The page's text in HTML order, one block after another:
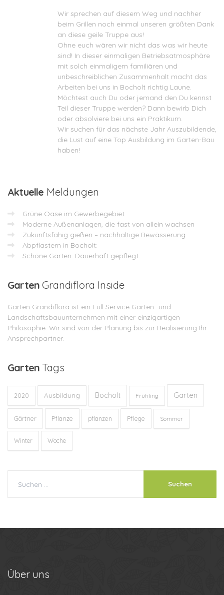
Wir sprechen auf diesem Weg und nachher
beim Grillen noch einmal unseren größten Dank
an diese geile Truppe aus!
Ohne euch wären wir nicht das was wir heute
sind! In dieser einmaligen Betriebsatmosphäre
mit solch einmaligem familiären und
unbeschreiblichen Zusammenhalt macht das
Arbeiten bei uns in Bocholt richtig Laune.
Möchtest auch Du oder jemand den Du kennst
Teil dieser Truppe werden? Dann bewirb Dich
oder absolviere bei uns ein Praktikum.
Wir suchen für das nächste Jahr Auszubildende,
die Lust auf eine Top Ausbildung im Garten-Bau
haben!
Aktuelle Meldungen
Grüne Oase im Gewerbegebiet
Moderne Außenanlagen, die fast von allein wachsen
Zukunftsfähig gießen – nachhaltige Bewässerung
Abpflastern in Bocholt:
Schöne Gärten. Dauerhaft gepflegt.
Garten Grandiflora Inside
Garten Grandiflora ist ein Full Service Garten -und
Landschaftsbauunternehmen mit einer einzigartigen
Philosophie. Wir sind von der Planung bis zur Realisierung Ihr
Ansprechpartner.
Garten Tags
2020 Ausbildung Bocholt Frühling Garten
Gärtner Pflanze pflanzen Pflege Sommer
Winter Woche
Über uns